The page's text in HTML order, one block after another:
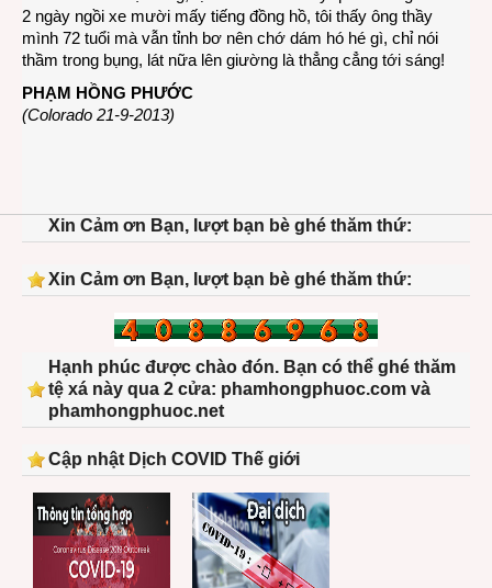
2 ngày ngồi xe mười mấy tiếng đồng hồ, tôi thấy ông thầy
mình 72 tuổi mà vẫn tỉnh bơ nên chớ dám hó hé gì, chỉ nói
thầm trong bụng, lát nữa lên giường là thẳng cẳng tới sáng!
PHẠM HỒNG PHƯỚC
(Colorado 21-9-2013)
Xin Cảm ơn Bạn, lượt bạn bè ghé thăm thứ:
Xin Cảm ơn Bạn, lượt bạn bè ghé thăm thứ:
Hạnh phúc được chào đón. Bạn có thể ghé thăm
tệ xá này qua 2 cửa: phamhongphuoc.com và
phamhongphuoc.net
Cập nhật Dịch COVID Thế giới